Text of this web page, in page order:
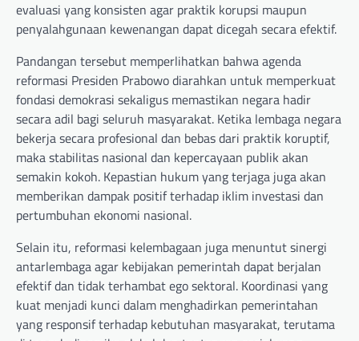
evaluasi yang konsisten agar praktik korupsi maupun
penyalahgunaan kewenangan dapat dicegah secara efektif.
Pandangan tersebut memperlihatkan bahwa agenda
reformasi Presiden Prabowo diarahkan untuk memperkuat
fondasi demokrasi sekaligus memastikan negara hadir
secara adil bagi seluruh masyarakat. Ketika lembaga negara
bekerja secara profesional dan bebas dari praktik koruptif,
maka stabilitas nasional dan kepercayaan publik akan
semakin kokoh. Kepastian hukum yang terjaga juga akan
memberikan dampak positif terhadap iklim investasi dan
pertumbuhan ekonomi nasional.
Selain itu, reformasi kelembagaan juga menuntut sinergi
antarlembaga agar kebijakan pemerintah dapat berjalan
efektif dan tidak terhambat ego sektoral. Koordinasi yang
kuat menjadi kunci dalam menghadirkan pemerintahan
yang responsif terhadap kebutuhan masyarakat, terutama